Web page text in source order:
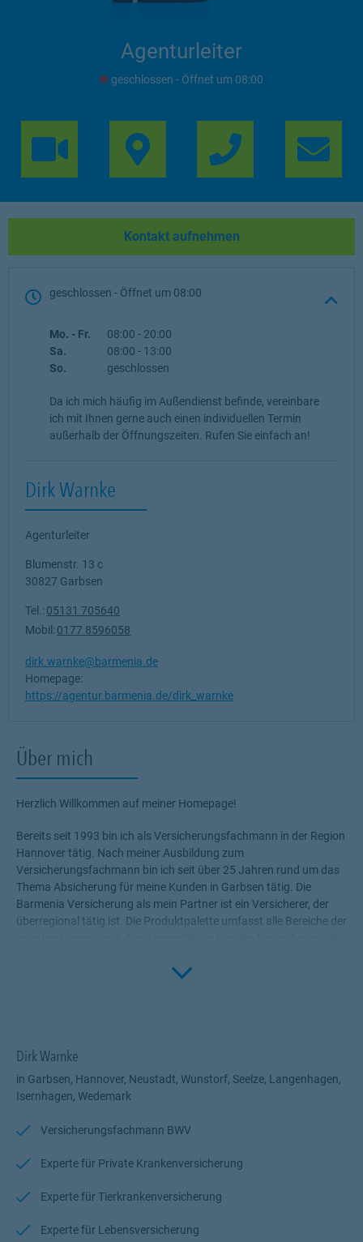
Agenturleiter
geschlossen - Öffnet um 08:00
Link Opens in
Über mich
Herzlich Willkommen auf meiner Homepage!
Bereits seit 1993 bin ich als Versicherungsfachmann in der Region
Hannover tätig. Nach meiner Ausbildung zum
Versicherungsfachmann bin ich seit über 25 Jahren rund um das
Thema Absicherung für meine Kunden in Garbsen tätig. Die
Barmenia Versicherung als mein Partner ist ein Versicherer, der
überregional tätig ist. Die Produktpalette umfasst alle Bereiche der
in guten Händen. Warum? Ganz einfach: Mein oberstes Ziel ist es,
Ihr Leben ohne Wenn und Aber zu genießen!
Profitieren Sie von meinem Fachwissen, meiner Begeisterung für
alle Fragen rund um das Thema Versicherung und Vorsorge. Ich
bin für Sie da.
Ihr Dirk Warnke
Click to
Dirk Warnke
in Garbsen, Hannover, Neustadt, Wunstorf, Seelze, Langenhagen,
Isernhagen, Wedemark
Versicherungsfachmann BWV
Experte für Private Krankenversicherung
Experte für Tierkrankenversicherung
Experte für Lebensversicherung
Kontakt aufnehmen
geschlossen - Öffnet um 08:00
Wochentag Öffnungszeiten
Mo. - Fr. 08:00 - 20:00
Sa.
08:00 - 13:00
So.
geschlossen
Da ich mich häufig im Außendienst befinde, vereinbare
ich mit Ihnen gerne auch einen individuellen Termin
außerhalb der Öffnungszeiten. Rufen Sie einfach an!
Dirk Warnke
Agenturleiter
Blumenstr. 13 c
30827 Garbsen
Tel.: 05131 705640
Mobil: 0177 8596058
dirk.warnke@barmenia.de
Homepage:
https://agentur.barmenia.de/dirk_warnke